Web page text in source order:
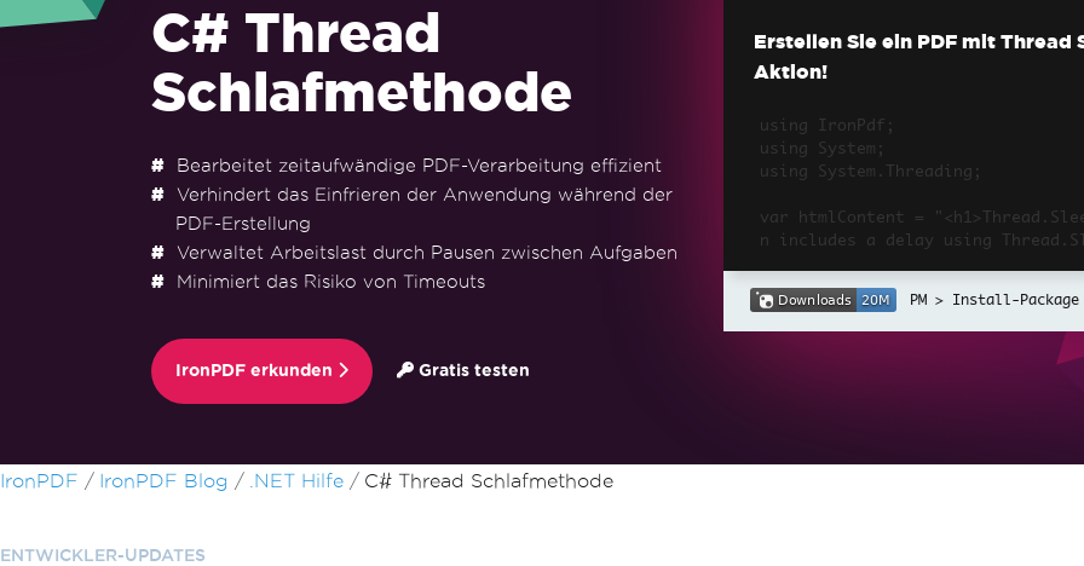
C# Thread
Schlafmethode
Bearbeitet zeitaufwändige PDF-Verarbeitung effizient
Verhindert das Einfrieren der Anwendung während der
PDF-Erstellung
Verwaltet Arbeitslast durch Pausen zwischen Aufgaben
Minimiert das Risiko von Timeouts
IronPDF erkunden Gratis testen
Erstellen Sie ein PDF mit Thread
Aktion!
using IronPdf;
using System;
using System.Threading;
var htmlContent =
n includes a delay using
// Initialize ChromePdfRenderer
var renderer = new
// Render the HTML content as PDF
var pdfDocument =
Thread.Sleep(2000); // Sleep for
Install-
Zum Fußzeileninhalt springen
IronPDF IronPDF Blog .NET Hilfe C# Thread Schlafmethode
ENTWICKLER-UPDATES